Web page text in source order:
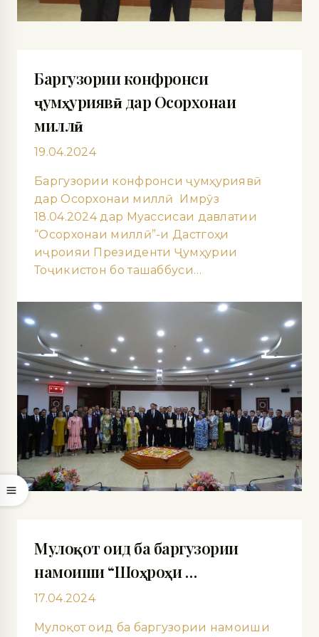
Баргузории конфронси
ҷумҳуриявӣ дар Осорхонаи
миллӣ
19.04.2024
Баргузории конфронси ҷумҳуриявӣ
дар Осорхонаи миллӣ Имрӯз
18.04.2024 дар Муассисаи давлатии
“Осорхонаи миллӣ”-и Дастгоҳи
иҷроияи Президенти Ҷумҳурии
Тоҷикистон бо ташаббуси…
Мулоқот оид ба баргузории
намоиши “Шоҳроҳи …
17.04.2024
Мулоқот оид ба баргузории намоиши